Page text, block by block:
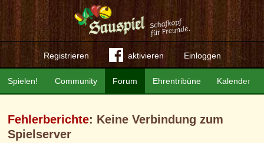
Registrieren aktivieren Einloggen
Community Forum Ehrentribüne Kalender
Spielen!
Fehlerberichte: Keine Verbindung zum
Spielserver